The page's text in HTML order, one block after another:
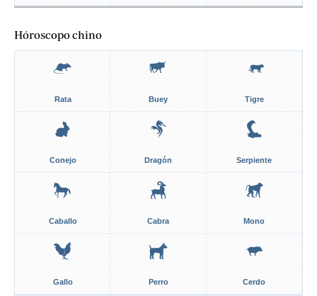
Hóroscopo chino
Rata Buey Tigre
Conejo Dragón Serpiente
Caballo Cabra Mono
Gallo Perro Cerdo